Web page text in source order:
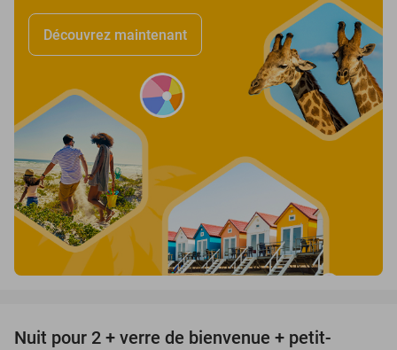
Découvrez maintenant
Nuit pour 2 + verre de bienvenue + petit-